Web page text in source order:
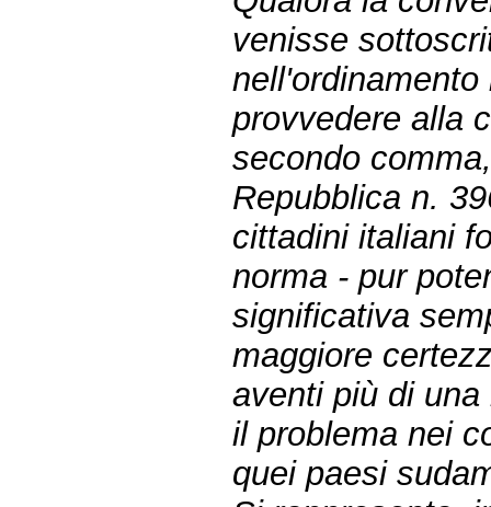
venisse
provvedere alla
secondo
Repubblica n.
cittadini italiani
norma - pur
significativa
maggiore
aventi più di
il problema nei
quei paesi